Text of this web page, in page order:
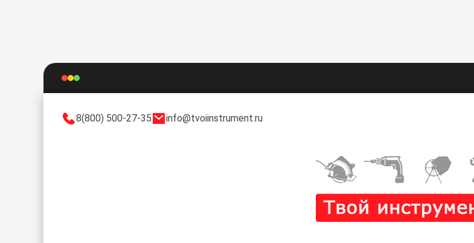
8(800) 500-27-35 info@tvoiinstrument.ru